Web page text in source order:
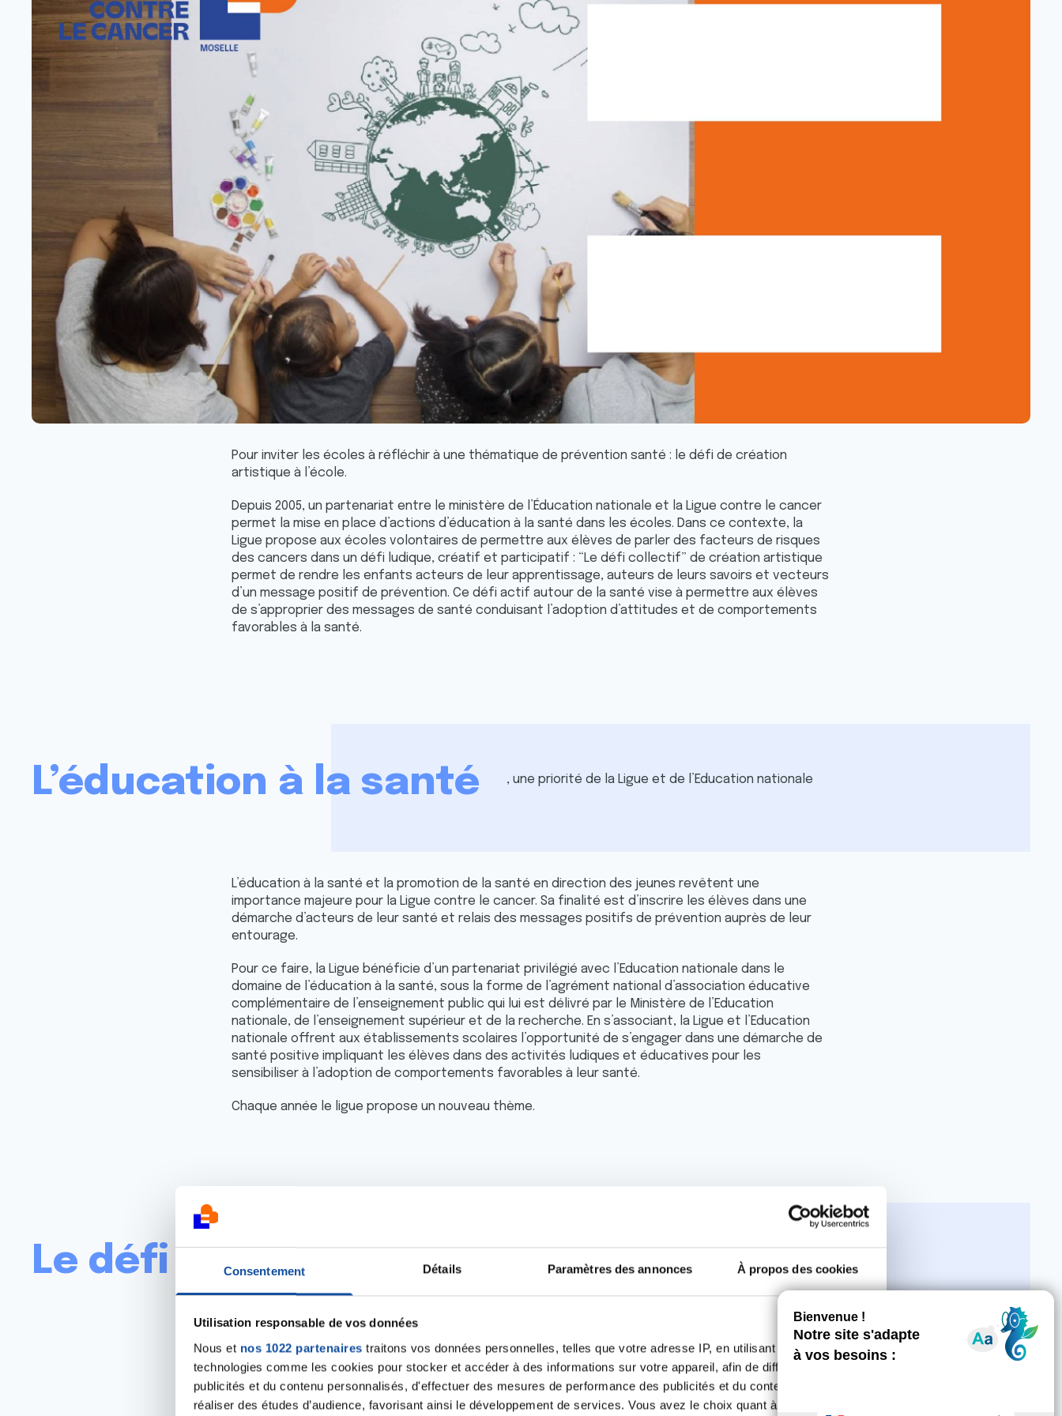
Consentement Détails Paramètres des annonces À propos des cookies
Utilisation responsable de vos données
Nous et nos 1022 partenaires traitons vos données personnelles, telles que votre adresse IP, en utilisant des
technologies comme les cookies pour stocker et accéder à des informations sur votre appareil, afin de diffuser des
publicités et du contenu personnalisés, d'effectuer des mesures de performance des publicités et du contenu, ainsi que de
réaliser des études d’audience, favorisant ainsi le développement de services. Vous avez le choix quant à l'utilisation de
Pour inviter les écoles à réfléchir à une thématique de prévention santé : le défi de création
artistique à l’école.
Depuis 2005, un partenariat entre le ministère de l’Éducation nationale et la Ligue contre le cancer
permet la mise en place d’actions d’éducation à la santé dans les écoles. Dans ce contexte, la
Ligue propose aux écoles volontaires de permettre aux élèves de parler des facteurs de risques
des cancers dans un défi ludique, créatif et participatif : “Le défi collectif” de création artistique
permet de rendre les enfants acteurs de leur apprentissage, auteurs de leurs savoirs et vecteurs
d’un message positif de prévention. Ce défi actif autour de la santé vise à permettre aux élèves
de s’approprier des messages de santé conduisant l’adoption d’attitudes et de comportements
favorables à la santé.
L’éducation à la santé , une priorité de la Ligue et de l’Education nationale
L’éducation à la santé et la promotion de la santé en direction des jeunes revêtent une
importance majeure pour la Ligue contre le cancer. Sa finalité est d’inscrire les élèves dans une
démarche d’acteurs de leur santé et relais des messages positifs de prévention auprès de leur
entourage.
Pour ce faire, la Ligue bénéficie d’un partenariat privilégié avec l’Education nationale dans le
domaine de l’éducation à la santé, sous la forme de l’agrément national d’association éducative
complémentaire de l’enseignement public qui lui est délivré par le Ministère de l’Education
nationale, de l’enseignement supérieur et de la recherche. En s’associant, la Ligue et l’Education
nationale offrent aux établissements scolaires l’opportunité de s’engager dans une démarche de
santé positive impliquant les élèves dans des activités ludiques et éducatives pour les
sensibiliser à l’adoption de comportements favorables à leur santé.
Chaque année le ligue propose un nouveau thème.
Le défi de création artistique
Le défi est ouvert chaque année à tous les élèves des cycles 1, 2 et 3.
Ces 3 cycles concernent toutes les sections des niveaux « maternelle » et « élémentaire », ainsi que